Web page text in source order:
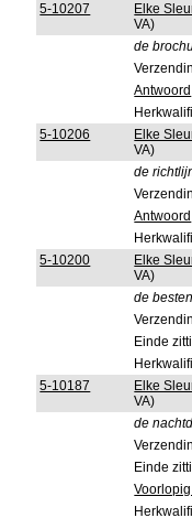
5-10207
Elke
VA)
de
Antwoord
5-10206
Elke
VA)
de
Antwoord
5-10200
Elke
VA)
de
Einde
5-10187
Elke
VA)
de
Einde